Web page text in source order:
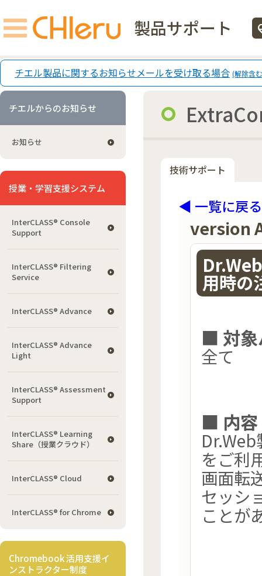
製品サポート
チエル製品に関するお知らせメールを受け取る場合 (解除含
チエルからのお知らせ
お知らせ
授業・学習支援システム
InterCLASS®︎ Console
Support
InterCLASS®︎ Filtering
Service
InterCLASS® Advance
InterCLASS® Advance
Light
InterCLASS®︎ Assessment
Support
InterCLASS® Learning
Share（授業クラウド）
InterCLASS® Cloud
InterCLASS®︎ for Chrome
Chromebook 活用支援イ
ンストラクター制度
技術サポート
◀ 一覧に戻る
version
用時の
■ 対象
全て
■ 内容
をご利
画面転
セッシ
ことが